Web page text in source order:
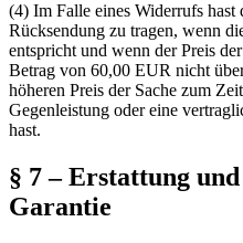
(4) Im Falle eines Widerrufs
Rücksendung zu tragen, wenn
entspricht und wenn der Preis
Betrag von 60,00 EUR nicht
höheren Preis der Sache zum
Gegenleistung oder eine
hast.
§ 7 – Erstattung
Garantie